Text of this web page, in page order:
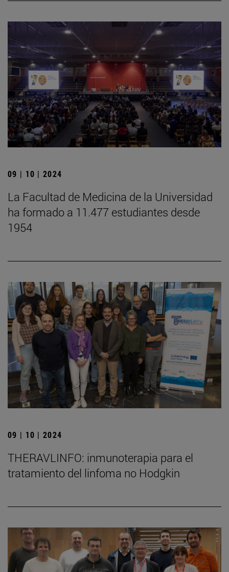
09 | 10 | 2024
La Facultad de Medicina de la Universidad
ha formado a 11.477 estudiantes desde
1954
09 | 10 | 2024
THERAVLINFO: inmunoterapia para el
tratamiento del linfoma no Hodgkin